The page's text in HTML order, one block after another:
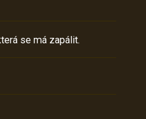
se má zapálit.